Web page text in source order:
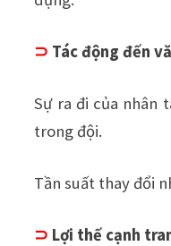
⊃ Tác động đến
Sự ra đi của nhân
trong đội.
Tần suất thay đổi
⊃ Lợi thế cạnh